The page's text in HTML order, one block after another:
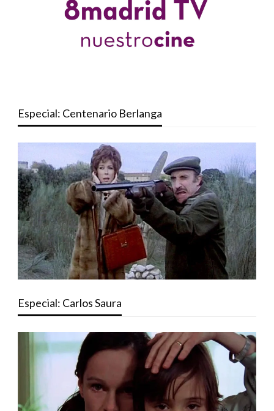
Especial: Centenario Berlanga
Especial: Carlos Saura